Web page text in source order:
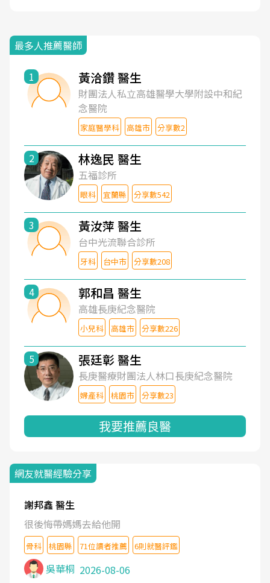
最多人推薦醫師
1 黃洽鑽 醫生
財團法人私立高雄醫學大學附設中和紀
念醫院
家庭醫學科 高雄市 分享數2
2 林逸民 醫生
五福診所
眼科 宜蘭縣 分享數542
3 黃汝萍 醫生
台中光流聯合診所
牙科 台中市 分享數208
4 郭和昌 醫生
高雄長庚紀念醫院
小兒科 高雄市 分享數226
5 張廷彰 醫生
長庚醫療財團法人林口長庚紀念醫院
婦產科 桃園市 分享數23
我要推薦良醫
網友就醫經驗分享
謝邦鑫 醫生
很後悔帶媽媽去給他開
骨科 桃園縣 71位讀者推薦 6則就醫評鑑
吳華桐 2026-08-06